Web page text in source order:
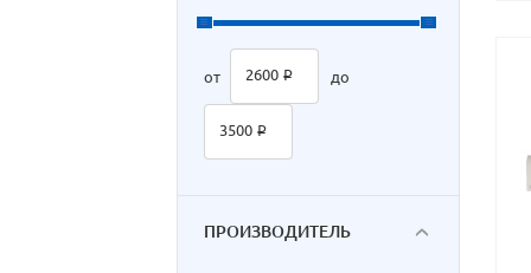
от 2600 ₽ до
3500 ₽
ПРОИЗВОДИТЕЛЬ